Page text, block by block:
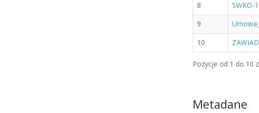
8 SWKO-1
9
10
Pozycje od 1 do 10
Metadane